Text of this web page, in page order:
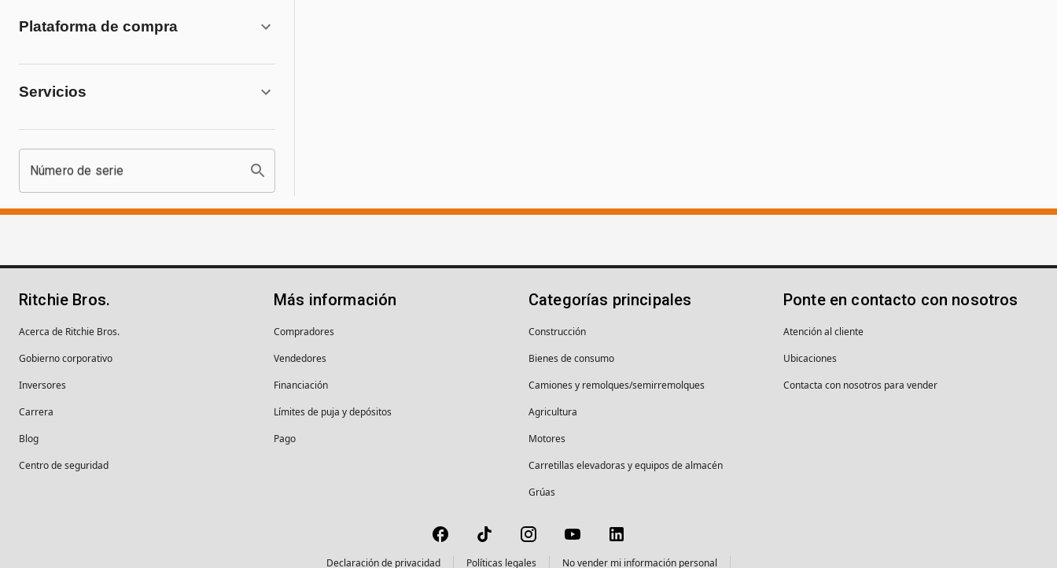
Plataforma de compra
Servicios
Número de serie
Ritchie Bros.
Acerca de Ritchie Bros.
Gobierno corporativo
Inversores
Carrera
Blog
Centro de seguridad
Más información
Compradores
Vendedores
Financiación
Límites de puja y depósitos
Pago
Categorías principales
Construcción
Bienes de consumo
Camiones y remolques/semirremolques
Agricultura
Motores
Carretillas elevadoras y equipos de almacén
Grúas
Ponte en contacto con nosotros
Atención al cliente
Ubicaciones
Contacta con nosotros para vender
Declaración de privacidad Políticas legales No vender mi información personal